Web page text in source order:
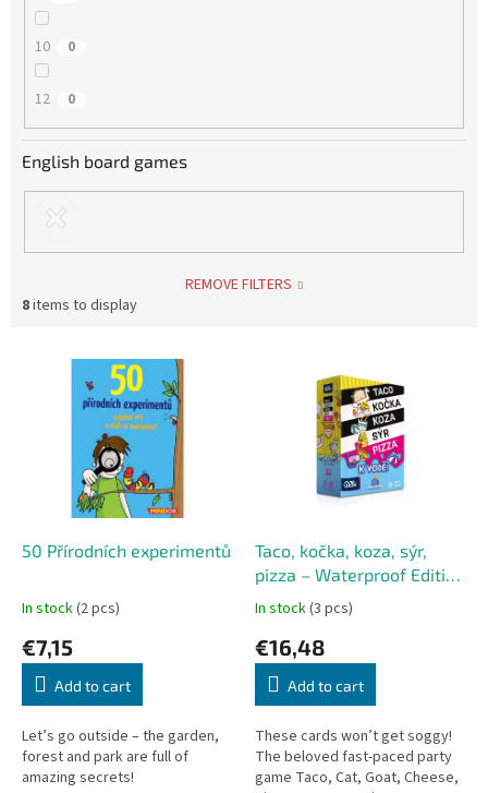
10 0
12 0
English board games
REMOVE FILTERS
8items to display
50 Přírodních experimentů
In stock(2 pcs)
€7,15
Add to cart
Let’s go outside – the garden,
forest and park are full of
amazing secrets!
Taco, kočka, koza, sýr,
pizza – Waterproof Edition
(Czech version)
In stock(3 pcs)
€16,48
Add to cart
These cards won’t get soggy!
The beloved fast-paced party
game Taco, Cat, Goat, Cheese,